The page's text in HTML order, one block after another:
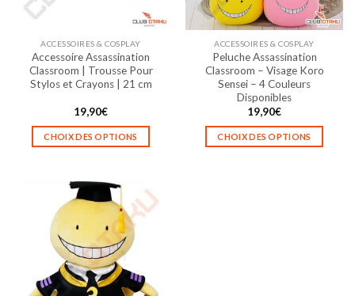
ACCESSOIRES & COSPLAY
Accessoire Assassination
Classroom | Trousse Pour
Stylos et Crayons | 21 cm
19,90€
CHOIX DES OPTIONS
plusieurs
variations.
options
peuvent
être
ACCESSOIRES & COSPLAY
Peluche Assassination
Classroom – Visage Koro
Sensei – 4 Couleurs
Disponibles
19,90€
CHOIX DES OPTIONS